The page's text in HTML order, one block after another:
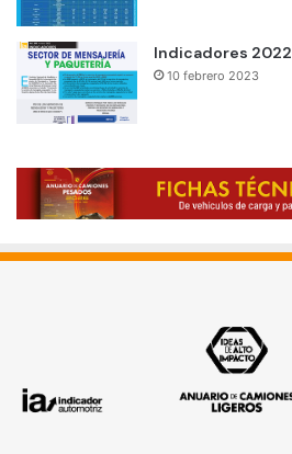
Indicadores 2022
10 febrero 2023